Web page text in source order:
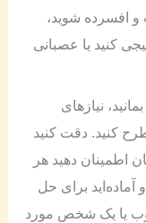
و افسرده شوید،
کنید یا عصبانی
نیازهای
کنید. دقت کنید
اطمینان دهید هر
برای حل
یا یک شخص مورد